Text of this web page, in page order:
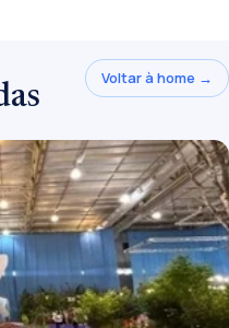
Voltar à home →